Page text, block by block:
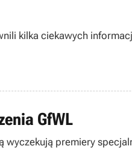
kilka ciekawych
GfWL
premiery